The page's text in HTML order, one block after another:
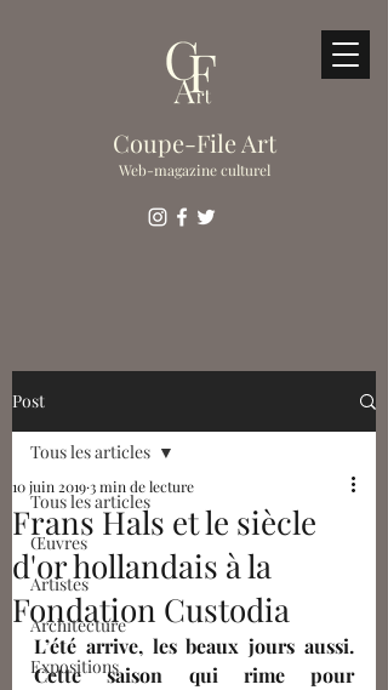
Coupe-File Art
Web-magazine culturel
Post
Tous les articles
Œuvres
Artistes
Architecture
Expositions
Tous les articles
Frans Hals et le siècle
d'or hollandais à la
Fondation Custodia
10 juin 20193 min de lecture
L’été arrive, les beaux jours aussi.
Cette saison qui rime pour